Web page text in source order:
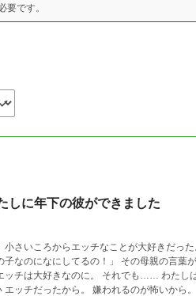
要です。
しに年下の彼ができました
わたしは、男の人と付き合えない―― だって、男の
ッチだったから。 嫌われるのが怖いから。